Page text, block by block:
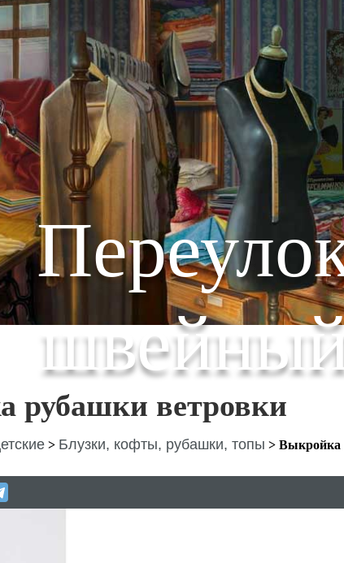
рубашки ветровки
> Блузки, кофты, рубашки, топы > Выкройка